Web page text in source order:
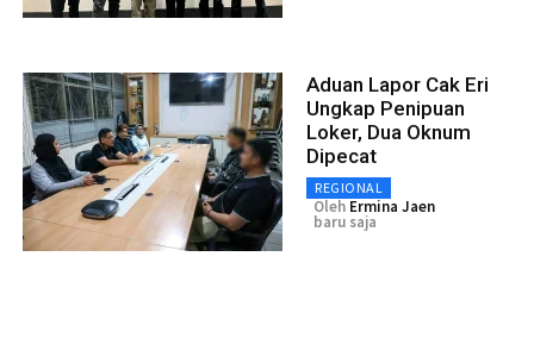
Aduan Lapor Cak Eri
Ungkap Penipuan
Loker, Dua Oknum
Dipecat
REGIONAL
Oleh Ermina Jaen
baru saja